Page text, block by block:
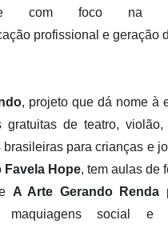
com foco na
profissional e geração
, projeto que dá nome à
gratuitas de teatro, violão,
brasileiras para crianças e
Favela Hope, tem aulas de
A Arte Gerando Renda
social e